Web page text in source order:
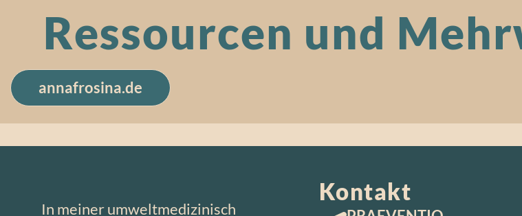
Ressourcen und
annafrosina.de
In meiner umweltmedizinisch
Kontakt